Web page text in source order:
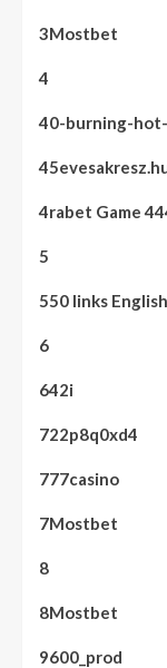
3Mostbet
4
40-burning-
4rabet Game
5
550 links
6
642i
722p8q0xd4
777casino
7Mostbet
8
8Mostbet
9600_prod